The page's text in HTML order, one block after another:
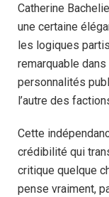
Catherine
une certaine
les logiques
remarquable
personnalités
l’autre des
Cette
crédibilité qui
critique quelque
pense vraiment,